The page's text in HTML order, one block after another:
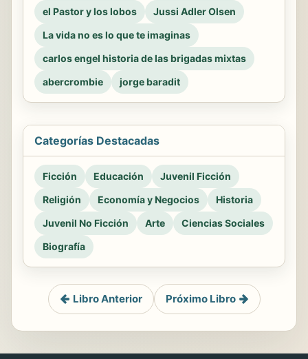
el Pastor y los lobos
Jussi Adler Olsen
La vida no es lo que te imaginas
carlos engel historia de las brigadas mixtas
abercrombie
jorge baradit
Categorías Destacadas
Ficción Educación
Juvenil Ficción
Religión
Economía y Negocios
Historia
Juvenil No Ficción
Arte
Ciencias Sociales
Biografía
Libro Anterior Próximo Libro